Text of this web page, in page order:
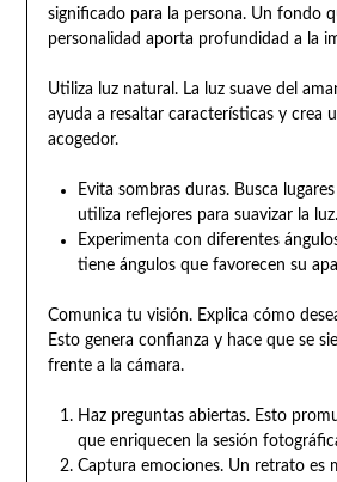
significado para la persona. Un fondo
personalidad aporta profundidad a la
Utiliza luz natural. La luz suave del
ayuda a resaltar características y crea
acogedor.
Evita sombras duras. Busca
utiliza reflejores para suavizar la luz.
Experimenta con diferentes
tiene ángulos que favorecen su
Comunica tu visión. Explica cómo
Esto genera confianza y hace que se
frente a la cámara.
Haz preguntas abiertas. Esto
que enriquecen la sesión
Captura emociones. Un retrato es